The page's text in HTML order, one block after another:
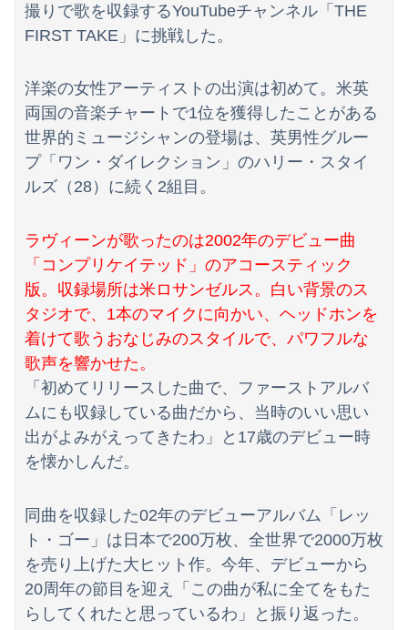
こいつは本物の天才だと思ったやつに会ったことある？
言うほどスーパーカブって良いバイクか？
レス半年で妻の胸が小さくなった。だが突然・・・
「日本では500円の商品がアメリカでは15000円だ」と物価格差を訴える声、だが売っている場所をよく検証してみると……
米上院が対ロ制裁法案を可決、ロシア産原油・天然ガス輸入上位国に最大100％関税…日本は除外の可能性！
撮りで歌を収録するYouTubeチャンネル「THE
FIRST TAKE」に挑戦した。
洋楽の女性アーティストの出演は初めて。米英
両国の音楽チャートで1位を獲得したことがある
世界的ミュージシャンの登場は、英男性グルー
プ「ワン・ダイレクション」のハリー・スタイ
ルズ（28）に続く2組目。
ラヴィーンが歌ったのは2002年のデビュー曲
「コンプリケイテッド」のアコースティック
版。収録場所は米ロサンゼルス。白い背景のス
タジオで、1本のマイクに向かい、ヘッドホンを
着けて歌うおなじみのスタイルで、パワフルな
歌声を響かせた。
「初めてリリースした曲で、ファーストアルバ
ムにも収録している曲だから、当時のいい思い
出がよみがえってきたわ」と17歳のデビュー時
を懐かしんだ。
同曲を収録した02年のデビューアルバム「レッ
ト・ゴー」は日本で200万枚、全世界で2000万枚
を売り上げた大ヒット作。今年、デビューから
20周年の節目を迎え「この曲が私に全てをもた
らしてくれたと思っているわ」と振り返った。